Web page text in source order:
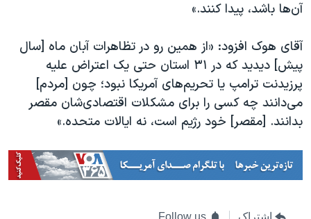
همایش محافظه‌کاران آمریکا «سی‌پک»
صفحه‌های ویژه
سفر پرزیدنت ترامپ به چین
آن‌ها باشد، پیدا کنند.»
آقای هوک افزود: «از همین رو در تظاهرات آبان‌ ماه [سال
پیش] دیدید که در ۳۱ استان حتی یک اعتراض علیه
پرزیدنت ترامپ یا تحریم‌های آمریکا نبود؛ چون [مردم]
می‌دانند چه کسی را برای مشکلات اقتصادی‌شان مقصر
بدانند. [مقصر] خود رژیم است، نه ایالات متحده.»